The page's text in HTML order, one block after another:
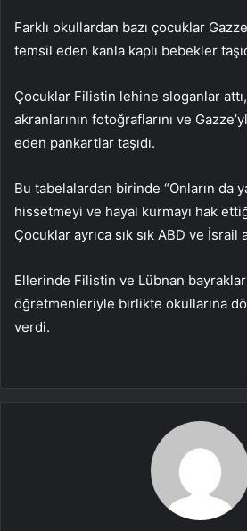
Farklı okullardan bazı çocuklar
temsil eden kanla kaplı bebekler
Çocuklar Filistin lehine sloganlar
akranlarının fotoğraflarını ve
eden pankartlar taşıdı.
Bu tabelalardan birinde “Onların da
hissetmeyi ve hayal kurmayı hak
Çocuklar ayrıca sık sık ABD ve
Ellerinde Filistin ve Lübnan
öğretmenleriyle birlikte okullarına
verdi.